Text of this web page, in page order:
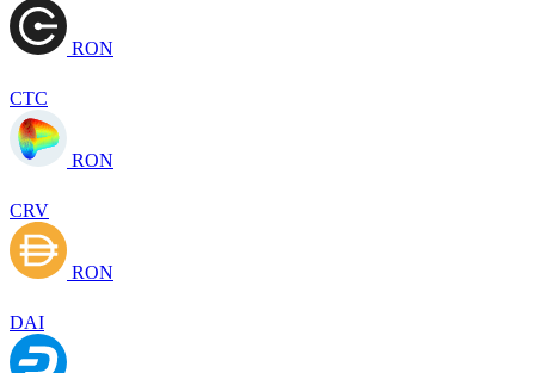
RON
CTC
RON
CRV
RON
DAI